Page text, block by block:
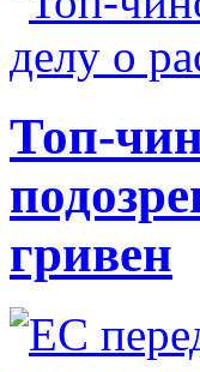
Топ-
гривен